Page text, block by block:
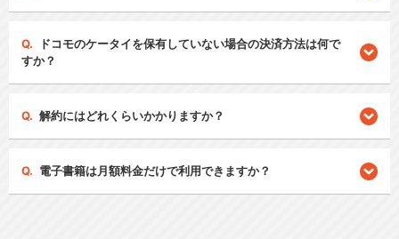
ドコモのケータイを保有していない場合の決済方法は何で
すか？
解約にはどれくらいかかりますか？
電子書籍は月額料金だけで利用できますか？